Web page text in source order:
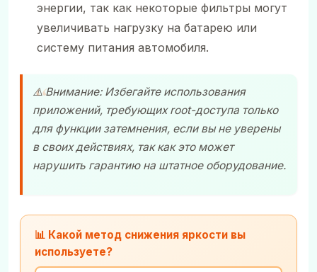
энергии, так как некоторые фильтры могут
увеличивать нагрузку на батарею или
систему питания автомобиля.
⚠️ Внимание: Избегайте использования
приложений, требующих root-доступа только
для функции затемнения, если вы не уверены
в своих действиях, так как это может
нарушить гарантию на штатное оборудование.
📊 Какой метод снижения яркости вы
используете?